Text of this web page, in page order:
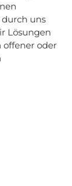
uns
Lösungen
offener oder